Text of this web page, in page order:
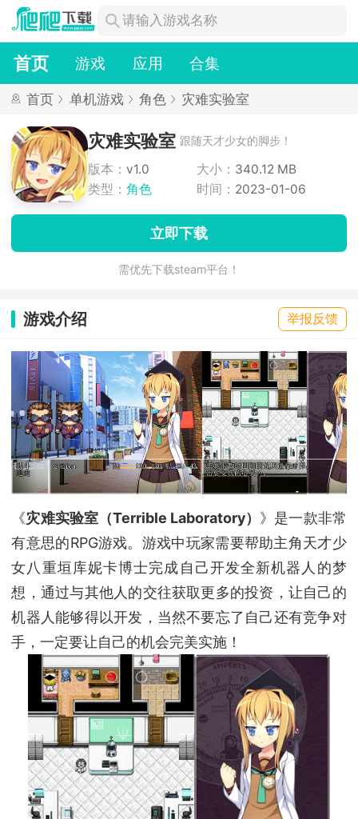
首页 游戏 应用 合集
首页 单机游戏 角色 灾难实验室
灾难实验室 跟随天才少女的脚步！
版本： v1.0 大小： 340.12 MB
类型： 角色 时间： 2023-01-06
立即下载
需优先下载steam平台！
游戏介绍 举报反馈
《灾难实验室（Terrible Laboratory） 》是一款非常
有意思的RPG游戏。游戏中玩家需要帮助主角天才少
女八重垣库妮卡博士完成自己开发全新机器人的梦
想，通过与其他人的交往获取更多的投资，让自己的
机器人能够得以开发，当然不要忘了自己还有竞争对
手，一定要让自己的机会完美实施！